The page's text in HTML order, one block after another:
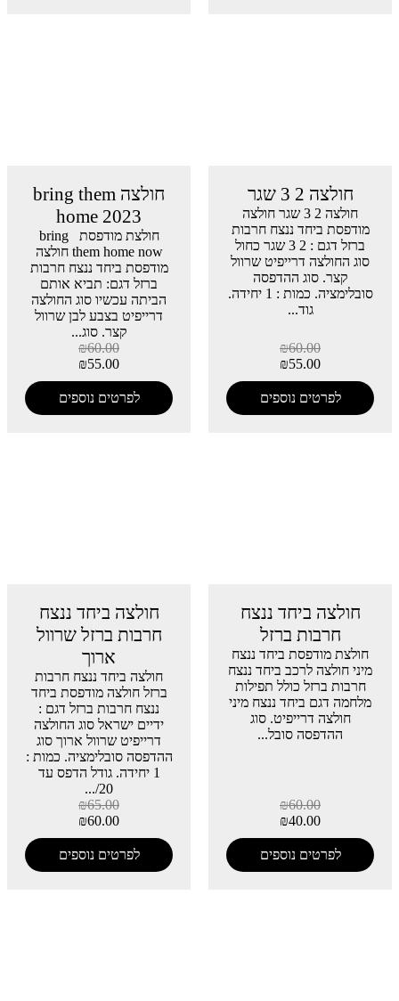
חולצה 2 3 שגר
חולצה 2 3 שגר חולצה
מודפסת ביחד ננצח חרבות
ברזל דגם : 2 3 שגר כחול
סוג החולצה דרייפיט שרוול
קצר. סוג ההדפסה
סובלימציה. כמות : 1 יחידה.
גוד...
₪60.00
₪55.00
לפרטים נוספים
חולצה bring them
home 2023
חולצת מודפסת bring
them home now חולצה
מודפסת ביחד ננצח חרבות
ברזל דגם: תביא אותם
הביתה עכשיו סוג החולצה
דרייפיט בצבע לבן שרוול
קצר. סוג...
₪60.00
₪55.00
לפרטים נוספים
חולצה ביחד ננצח
חרבות ברזל
חולצת מודפסת ביחד ננצח
מיני חולצה לרכב ביחד ננצח
חרבות ברזל כולל תפילות
מלחמה דגם ביחד ננצח מיני
חולצה דרייפיט. סוג
ההדפסה סובל...
₪60.00
₪40.00
לפרטים נוספים
חולצה ביחד ננצח
חרבות ברזל שרוול
ארוך
חולצה ביחד ננצח חרבות
ברזל חולצה מודפסת ביחד
ננצח חרבות ברזל דגם :
ידיים ישראל סוג החולצה
דרייפיט שרוול ארוך סוג
ההדפסה סובלימציה. כמות :
1 יחידה. גודל הדפס עד
20/...
₪65.00
₪60.00
לפרטים נוספים